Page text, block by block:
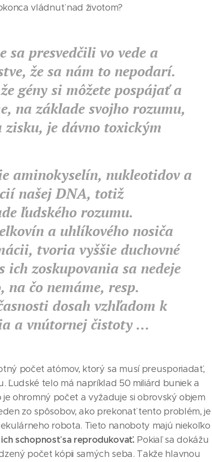
vládnuť nad životom?
sa presvedčili vo vede a
že sa nám to nepodarí.
gény si môžete pospájať a
na základe svojho rozumu,
zisku, je dávno toxickým
aminokyselín, nukleotidov a
našej DNA, totiž
ľudského rozumu.
a uhlíkového nosiča
tvoria vyššie duchovné
ich zoskupovania sa nedeje
na čo nemáme, resp.
dosah vzhľadom k
a vnútornej čistoty ...
počet atómov, ktorý sa musí preusporiadať,
Ľudské telo má napríklad 50 miliárd buniek a
ohromný počet a vyžaduje si obrovský objem
zo spôsobov, ako prekonať tento problém, je
robota. Tieto nanoboty majú niekoľko
schopnosť sa reprodukovať. Pokiaľ sa dokážu
počet kópii samých seba. Takže hlavnou